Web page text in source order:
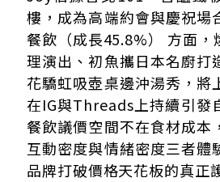
樓，成為高端約會與慶祝場
餐飲（成長45.8%） 方面，
理演出、初魚攜日本名廚打
花驕虹吸壺桌邊沖湯秀，將
在IG與Threads上持續引發
餐飲議價空間不在食材成本
互動密度與情緒密度三者體
品牌打破價格天花板的真正